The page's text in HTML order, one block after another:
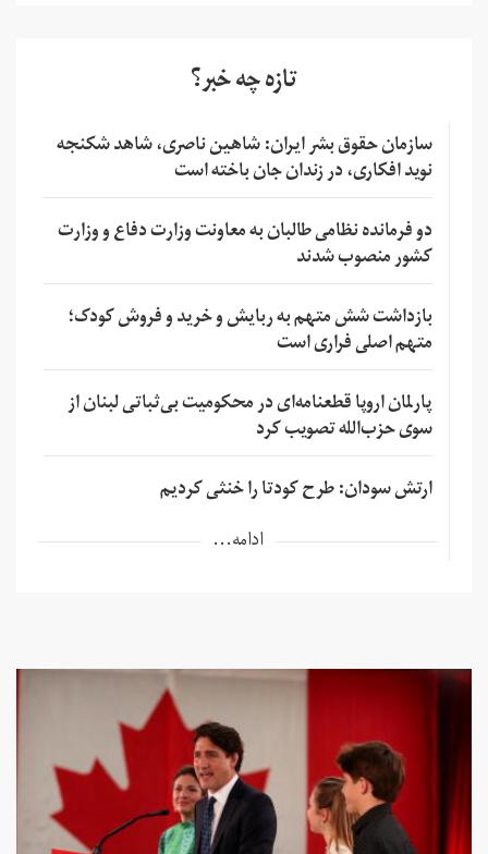
تازه چه خبر؟
سازمان حقوق بشر ایران: شاهین ناصری، شاهد شکنجه
نوید افکاری، در زندان جان باخته است
دو فرمانده نظامی طالبان به معاونت وزارت دفاع و وزارت
کشور منصوب شدند
بازداشت شش متهم به ربایش و خرید و فروش کودک؛
متهم اصلی فراری است
پارلمان اروپا قطعنامه‌ای در محکومیت بی‌ثباتی لبنان از
سوی حزب‌الله تصویب کرد
ارتش سودان: طرح کودتا را خنثی کردیم
ادامه...